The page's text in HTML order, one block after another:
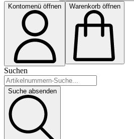
Kontomenü öffnen Warenkorb öffnen
Suchen
Suche absenden